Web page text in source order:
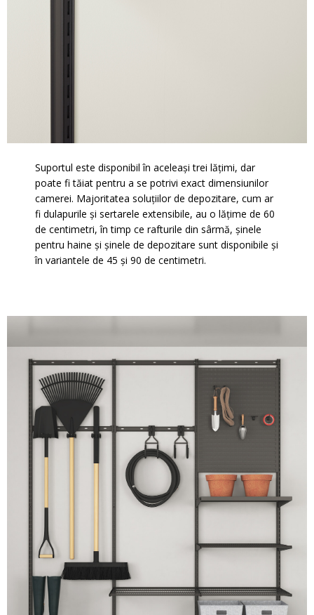
Suportul este disponibil în aceleași trei lățimi, dar
poate fi tăiat pentru a se potrivi exact dimensiunilor
camerei. Majoritatea soluțiilor de depozitare, cum ar
fi dulapurile și sertarele extensibile, au o lățime de 60
de centimetri, în timp ce rafturile din sârmă, șinele
pentru haine și șinele de depozitare sunt disponibile și
în variantele de 45 și 90 de centimetri.